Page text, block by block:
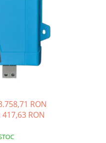
RON
417,63 RON